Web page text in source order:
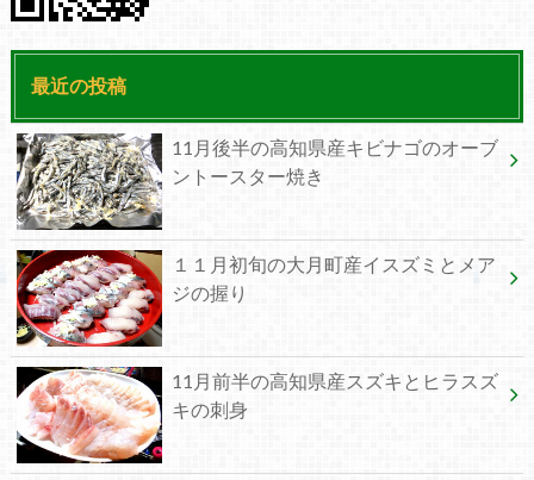
最近の投稿
11月後半の高知県産キビナゴのオーブ
ントースター焼き
１１月初旬の大月町産イスズミとメア
ジの握り
11月前半の高知県産スズキとヒラスズ
キの刺身